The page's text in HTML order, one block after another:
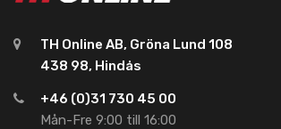
TH Online AB, Gröna Lund 108
438 98, Hindås
+46 (0)31 730 45 00
Mån-Fre 9:00 till 16:00